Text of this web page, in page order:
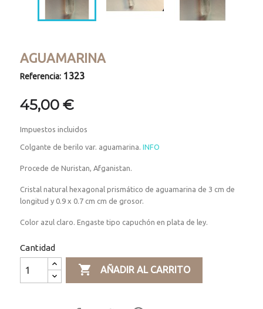
AGUAMARINA
Referencia: 1323
45,00 €
Impuestos incluidos
Colgante de berilo var. aguamarina.INFO
Procede de Nuristan, Afganistan.
Cristal natural hexagonal prismático de aguamarina de 3 cm de
longitud y 0.9 x 0.7 cm cm de grosor.
Color azul claro. Engaste tipo capuchón en plata de ley.
Cantidad
 AÑADIR AL CARRITO